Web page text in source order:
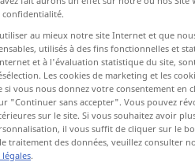
au mieux notre site Internet et que
utilisés à des fins fonctionnelles et
et à l'évaluation statistique du site,
Les cookies de marketing et les
vous nous donnez votre consentement en
"Continuer sans accepter". Vous pouvez
sur le site. Si vous souhaitez avoir
il vous suffit de cliquer sur le
traitement des données, veuillez consulter
.